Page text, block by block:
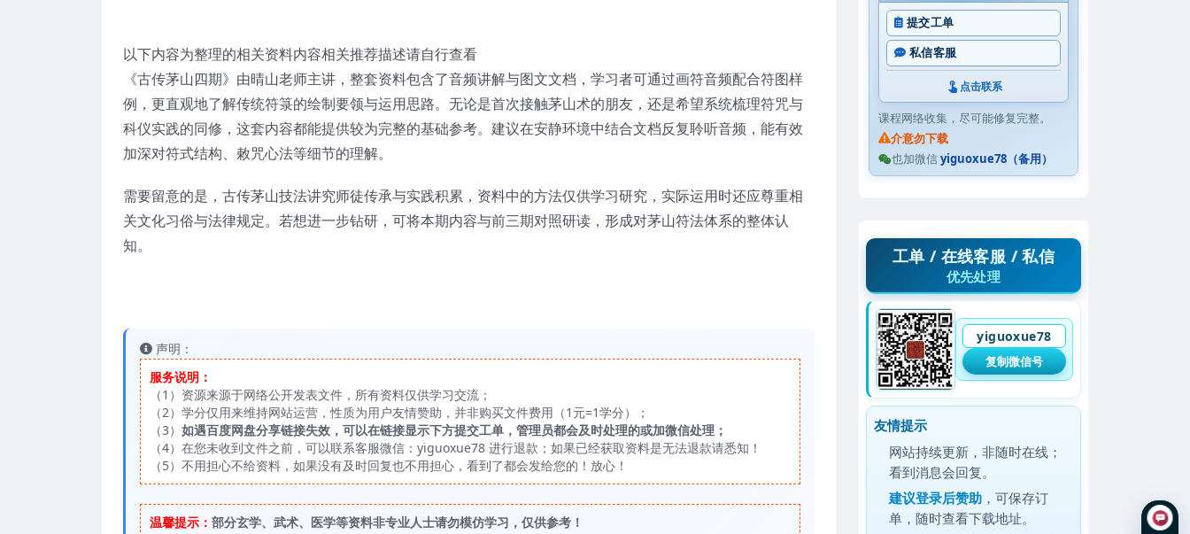
以下内容为整理的相关资料内容相关推荐描述请自行查看
《古传茅山四期》由晴山老师主讲，整套资料包含了音频讲解与图文文档，学习者可通过画符音频配合符图样
例，更直观地了解传统符箓的绘制要领与运用思路。无论是首次接触茅山术的朋友，还是希望系统梳理符咒与
科仪实践的同修，这套内容都能提供较为完整的基础参考。建议在安静环境中结合文档反复聆听音频，能有效
加深对符式结构、敕咒心法等细节的理解。
需要留意的是，古传茅山技法讲究师徒传承与实践积累，资料中的方法仅供学习研究，实际运用时还应尊重相
关文化习俗与法律规定。若想进一步钻研，可将本期内容与前三期对照研读，形成对茅山符法体系的整体认
知。
声明：
服务说明：
（1）资源来源于网络公开发表文件，所有资料仅供学习交流；
（2）学分仅用来维持网站运营，性质为用户友情赞助，并非购买文件费用（1元=1学分）；
（3） 如遇百度网盘分享链接失效，可以在链接显示下方提交工单，管理员都会及时处理的或加微信处理；
（4）在您未收到文件之前，可以联系客服微信：yiguoxue78 进行退款；如果已经获取资料是无法退款请悉知！
（5）不用担心不给资料，如果没有及时回复也不用担心，看到了都会发给您的！放心！
温馨提示： 部分玄学、武术、医学等资料非专业人士请勿模仿学习，仅供参考！
提交工单
私信客服
点击联系
课程网络收集，尽可能修复完整。
介意勿下载
也加微信yiguoxue78（备用）
工单 / 在线客服 / 私信
优先处理
yiguoxue78
复制微信号
友情提示
网站持续更新，非随时在线；
看到消息会回复。
建议登录后赞助 ，可保存订
单，随时查看下载地址。